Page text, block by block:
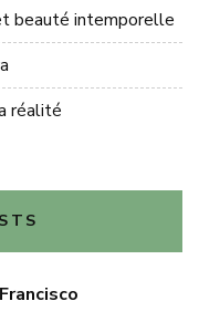
beauté intemporelle
réalité